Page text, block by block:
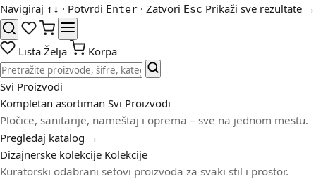
Navigiraj ↑ ↓ · Potvrdi Enter · Zatvori Esc Prikaži sve rezultate →
Lista Želja Korpa
Svi Proizvodi
Kompletan asortiman Svi Proizvodi
Pločice, sanitarije, nameštaj i oprema – sve na jednom mestu.
Pregledaj katalog →
Dizajnerske kolekcije Kolekcije
Kuratorski odabrani setovi proizvoda za svaki stil i prostor.